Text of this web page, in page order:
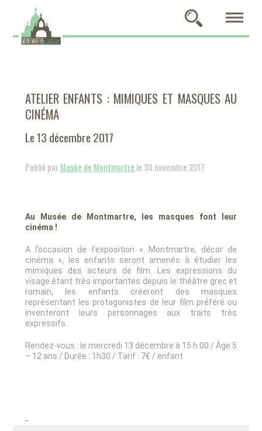
ATELIER ENFANTS : MIMIQUES ET MASQUES AU
CINÉMA
Le 13 décembre 2017
Publié parMusée de Montmartre le 30 novembre 2017
Au Musée de Montmartre, les masques font leur
cinéma !
A l’occasion de l’exposition « Montmartre, décor de
cinéma », les enfants seront amenés à étudier les
mimiques des acteurs de film. Les expressions du
visage étant très importantes depuis le théâtre grec et
romain, les enfants créeront des masques
représentant les protagonistes de leur film préféré ou
inventeront leurs personnages aux traits très
expressifs.
Rendez-vous : le mercredi 13 décembre à 15 h 00 / Âge 5
– 12 ans / Durée : 1h30 / Tarif : 7€ / enfant
-